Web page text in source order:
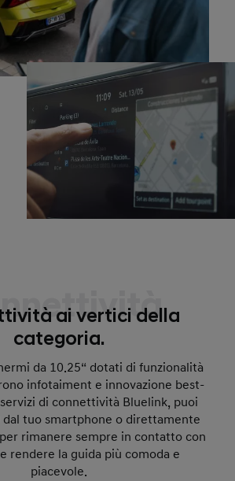
ai vertici della
categoria.
da 10.25“ dotati di funzionalità
infotaiment e innovazione best-
di connettività Bluelink, puoi
tuo smartphone o direttamente
rimanere sempre in contatto con
rendere la guida più comoda e
piacevole.